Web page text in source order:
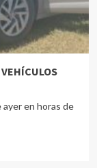
en horas de